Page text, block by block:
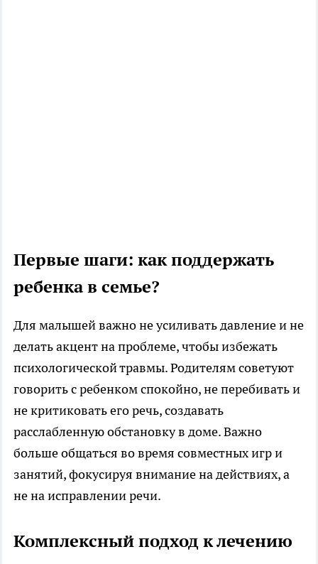
Первые шаги: как поддержать
ребенка в семье?
Для малышей важно не усиливать давление и не
делать акцент на проблеме, чтобы избежать
психологической травмы. Родителям советуют
говорить с ребенком спокойно, не перебивать и
не критиковать его речь, создавать
расслабленную обстановку в доме. Важно
больше общаться во время совместных игр и
занятий, фокусируя внимание на действиях, а
не на исправлении речи.
Комплексный подход к лечению